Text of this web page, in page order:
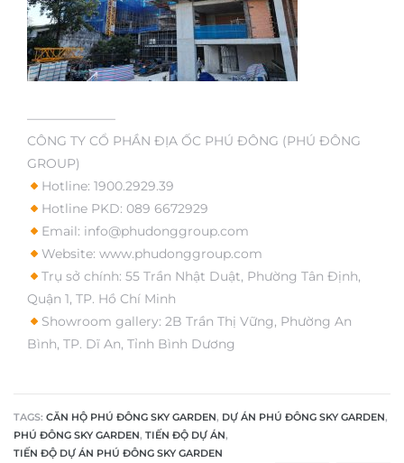
———————
CÔNG TY CỔ PHẦN ĐỊA ỐC PHÚ ĐÔNG (PHÚ ĐÔNG
GROUP)
Hotline: 1900.2929.39
Hotline PKD: 089 6672929
Email: info@phudonggroup.com
Website: www.phudonggroup.com
Trụ sở chính: 55 Trần Nhật Duật, Phường Tân Định,
Quận 1, TP. Hồ Chí Minh
Showroom gallery: 2B Trần Thị Vững, Phường An
Bình, TP. Dĩ An, Tỉnh Bình Dương
TAGS: CĂN HỘ PHÚ ĐÔNG SKY GARDEN, DỰ ÁN PHÚ ĐÔNG SKY GARDEN,
PHÚ ĐÔNG SKY GARDEN, TIẾN ĐỘ DỰ ÁN,
TIẾN ĐỘ DỰ ÁN PHÚ ĐÔNG SKY GARDEN